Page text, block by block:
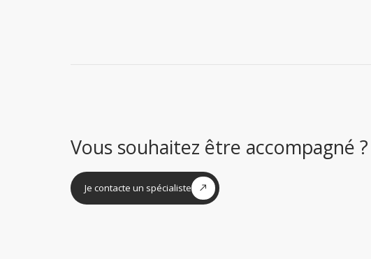
Vous souhaitez être accompagné ?
Je contacte un spécialiste